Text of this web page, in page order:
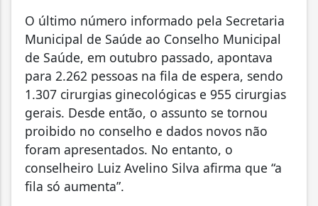
O último número informado pela Secretaria
Municipal de Saúde ao Conselho Municipal
de Saúde, em outubro passado, apontava
para 2.262 pessoas na fila de espera, sendo
1.307 cirurgias ginecológicas e 955 cirurgias
gerais. Desde então, o assunto se tornou
proibido no conselho e dados novos não
foram apresentados. No entanto, o
conselheiro Luiz Avelino Silva afirma que “a
fila só aumenta”.